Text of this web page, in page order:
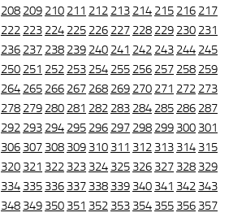
208 209 210 211 212 213 214 215 216 217
222 223 224 225 226 227 228 229 230 231
236 237 238 239 240 241 242 243 244 245
250 251 252 253 254 255 256 257 258 259
264 265 266 267 268 269 270 271 272 273
278 279 280 281 282 283 284 285 286 287
292 293 294 295 296 297 298 299 300 301
306 307 308 309 310 311 312 313 314 315
320 321 322 323 324 325 326 327 328 329
334 335 336 337 338 339 340 341 342 343
348 349 350 351 352 353 354 355 356 357